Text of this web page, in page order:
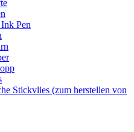
Pen
Stickvlies (zum herstellen von